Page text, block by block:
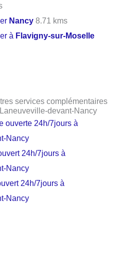
Nancy 8.71 kms
à Flavigny-sur-Moselle
services complémentaires
devant-Nancy
ouverte 24h/7jours à
Nancy
24h/7jours à
Nancy
24h/7jours à
Nancy